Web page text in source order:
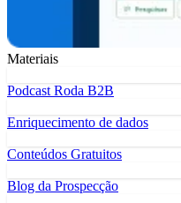
Materiais
Podcast Roda B2B
Enriquecimento de dados
Conteúdos Gratuitos
Blog da Prospecção